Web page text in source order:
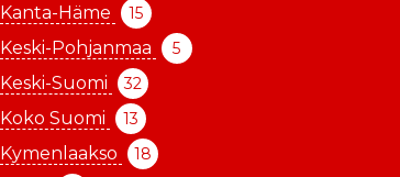
Kanta-Häme 15
Keski-Pohjanmaa 5
Keski-Suomi 32
Koko Suomi 13
Kymenlaakso 18